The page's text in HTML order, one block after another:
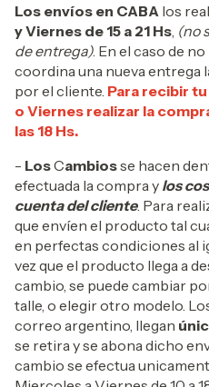
Los envíos en CABA los
y Viernes de 15 a 21 Hs (no
de entrega). En el caso de
coordina una nueva entrega
por el cliente. Para recibir
o Viernes realizar la
las 18 Hs.
- LosCambiosse hacen
efectuada la compra y los
cuenta del cliente. Para
que envíen el producto tal
en perfectas condiciones al
vez que el producto llega a
cambio, se puede cambiar
talle, o elegir otro modelo.
correo argentino, llegan
se retira y se abona dicho
cambio se efectua